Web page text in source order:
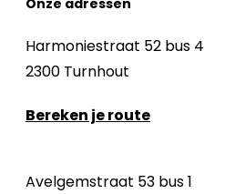
Onze adressen
Harmoniestraat 52 bus 4
2300 Turnhout
Bereken je route
Avelgemstraat 53 bus 1